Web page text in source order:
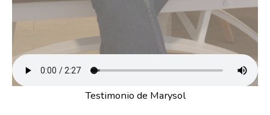
Testimonio de Marysol